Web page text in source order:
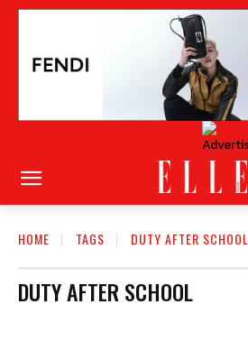
HOME TAGS DUTY AFTER SCHOOL
DUTY AFTER SCHOOL